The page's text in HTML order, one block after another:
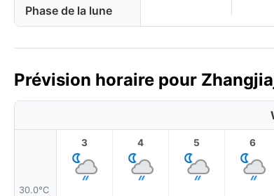
Phase de la lune
Prévision horaire pour
30.0°C
3 4 5 6